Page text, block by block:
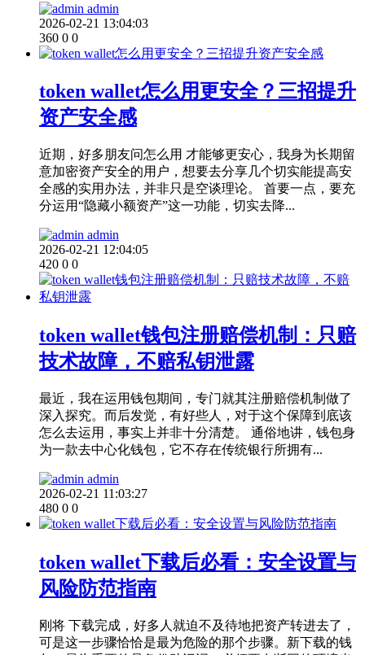
admin
2026-02-21 13:04:03
360 0 0
token wallet怎么用更安全？三招提升
资产安全感
近期，好多朋友问怎么用 才能够更安心，我身为长期留
意加密资产安全的用户，想要去分享几个切实能提高安
全感的实用办法，并非只是空谈理论。 首要一点，要充
分运用“隐藏小额资产”这一功能，切实去降...
admin
2026-02-21 12:04:05
420 0 0
token wallet钱包注册赔偿机制：只赔
技术故障，不赔私钥泄露
最近，我在运用钱包期间，专门就其注册赔偿机制做了
深入探究。而后发觉，有好些人，对于这个保障到底该
怎么去运用，事实上并非十分清楚。 通俗地讲，钱包身
为一款去中心化钱包，它不存在传统银行所拥有...
admin
2026-02-21 11:03:27
480 0 0
token wallet下载后必看：安全设置与
风险防范指南
刚将 下载完成，好多人就迫不及待地把资产转进去了，
可是这一步骤恰恰是最为危险的那个步骤。新下载的钱